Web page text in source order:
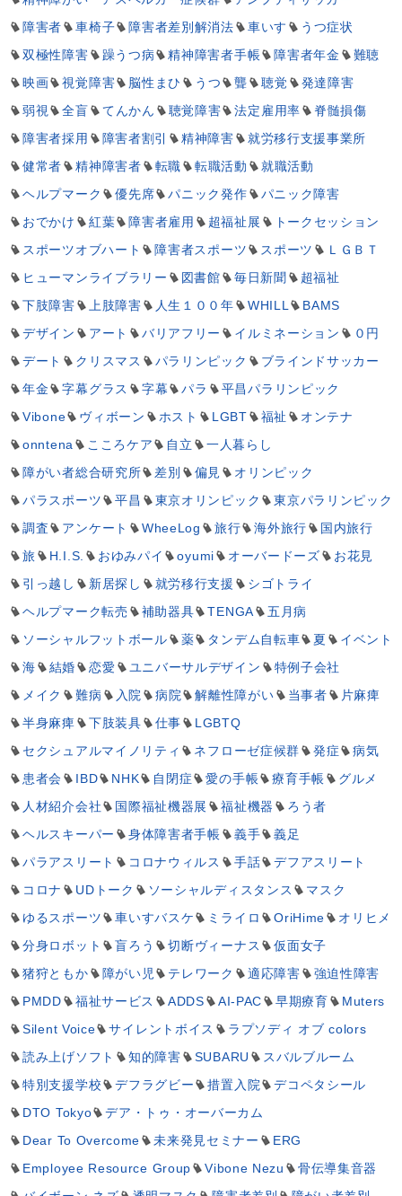
障害者
車椅子 障害者差別解消法 車いす
うつ症状
双極性障害
躁うつ病 精神障害者手帳 障害者年金
難聴
映画
視覚障害 脳性まひ うつ 聾 聴覚
発達障害
弱視
全盲 てんかん 聴覚障害 法定雇用率
脊髄損傷
障害者採用
障害者割引 精神障害
就労移行支援事業所
健常者
精神障害者 転職 転職活動
就職活動
ヘルプマーク
優先席 パニック発作
パニック障害
おでかけ
紅葉 障害者雇用 超福祉展
トークセッション
スポーツオブハート
障害者スポーツ スポーツ
ＬＧＢＴ
ヒューマンライブラリー
図書館 毎日新聞
超福祉
下肢障害
上肢障害 人生１００年 WHILL
BAMS
デザイン
アート バリアフリー イルミネーション
０円
デート
クリスマス パラリンピック
ブラインドサッカー
年金
字幕グラス 字幕 パラ
平昌パラリンピック
Vibone
ヴィボーン ホスト LGBT 福祉
オンテナ
onntena
こころケア 自立
一人暮らし
障がい者総合研究所
差別 偏見
オリンピック
パラスポーツ
平昌 東京オリンピック
東京パラリンピック
調査
アンケート WheeLog 旅行 海外旅行
国内旅行
旅
H.I.S. おゆみパイ oyumi オーバードーズ
お花見
引っ越し
新居探し 就労移行支援
シゴトライ
ヘルプマーク転売
補助器具 TENGA
五月病
ソーシャルフットボール
薬 タンデム自転車 夏
イベント
海
結婚 恋愛 ユニバーサルデザイン
特例子会社
メイク
難病 入院 病院 解離性障がい 当事者
片麻痺
半身麻痺
下肢装具 仕事
LGBTQ
セクシュアルマイノリティ
ネフローゼ症候群 発症
病気
患者会
IBD NHK 自閉症 愛の手帳 療育手帳
グルメ
人材紹介会社
国際福祉機器展 福祉機器
ろう者
ヘルスキーパー
身体障害者手帳 義手
義足
パラアスリート
コロナウィルス 手話
デフアスリート
コロナ
UDトーク ソーシャルディスタンス
マスク
ゆるスポーツ
車いすバスケ ミライロ OriHime
オリヒメ
分身ロボット
盲ろう 切断ヴィーナス
仮面女子
猪狩ともか
障がい児 テレワーク 適応障害
強迫性障害
PMDD
福祉サービス ADDS AI-PAC 早期療育
Muters
Silent Voice
サイレントボイス
ラプソディ オブ colors
読み上げソフト
知的障害 SUBARU
スバルブルーム
特別支援学校
デフラグビー 措置入院
デコペタシール
DTO Tokyo
デア・トゥ・オーバーカム
Dear To Overcome
未来発見セミナー
ERG
Employee Resource Group
Vibone Nezu
骨伝導集音器